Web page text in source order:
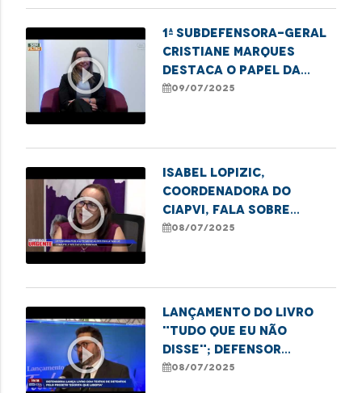
play_circle_outline
1ª subdefensora-geral
Cristiane Marques
destaca o papel da
DPE/MA na proteção de
09/07/2025
play_circle_outline
Isabel Lopizic,
coordenadora do
CIAPVI, fala sobre
ações contra violência
08/07/2025
play_circle_outline
Lançamento do livro
"Tudo que eu não
disse"; defensor
Gabriel Furtado
08/07/2025